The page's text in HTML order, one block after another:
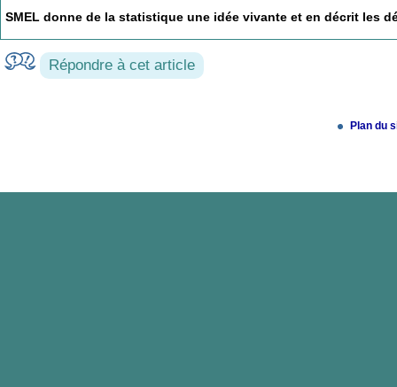
SMEL donne de la statistique une idée vivante et en décrit les
Répondre à cet article
Plan du